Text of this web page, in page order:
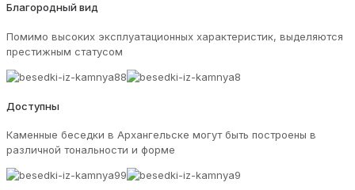
Благородный вид
Помимо высоких эксплуатационных характеристик, выделяются
престижным статусом
Доступны
Каменные беседки в Архангельске могут быть построены в
различной тональности и форме